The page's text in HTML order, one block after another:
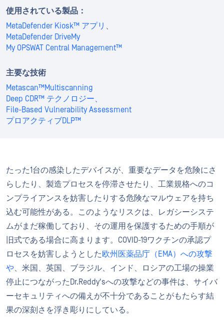
使用されている製品：
MetaDefender Kiosk™ アプリ 、
MetaDefender DriveMy
My OPSWAT Central Management™
主要な技術
Metascan™Multiscanning
Deep CDR™ テクノロジー、
File-Based Vulnerability Assessment
プロアクティブDLP™
たった1台の感染したデバイスが、重要なデータを危険にさ
らしたり、製造プロセスを停滞させたり、工業規格へのコ
ンプライアンスを妨害したりする危険なマルウェアを持ち
込む可能性がある。このようなリスクは、レガシーシステ
ムがまだ稼働しており、その運用を保護するための手順が
旧式である場合に高まります。COVID-19ワクチンの承認プ
ロセスを妨害しようとした欧州医薬品庁（EMA）への攻撃
や、米国、英国、ブラジル、インド、ロシアの工場の操業
停止につながったDr.Reddy'sへの攻撃などの事件は、サイバ
ーセキュリティへの備えが不十分であることがもたらす結
果の深刻さを浮き彫りにしている。